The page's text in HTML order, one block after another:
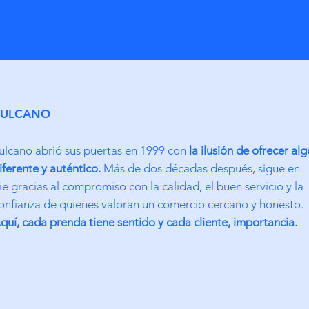
abrió sus puertas en 1999 con la ilusión de ofrecer
y auténtico.Más de dos décadas después, sigue en
gracias al compromiso con la calidad, el buen servicio y la
de quienes valoran un comercio cercano y honesto.
cada prenda tiene sentido y cada cliente, importancia.